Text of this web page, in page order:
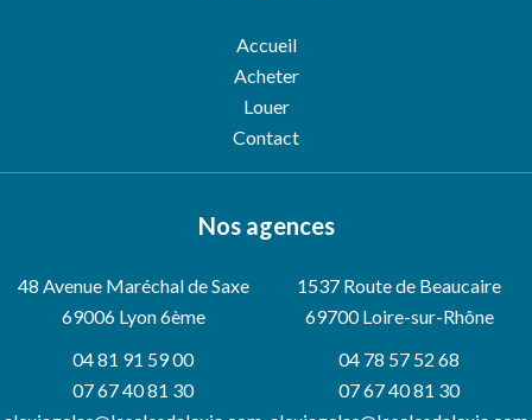
Accueil
Acheter
Louer
Contact
Nos agences
48 Avenue Maréchal de Saxe
69006Lyon 6ème
04 81 91 59 00
07 67 40 81 30
1537 Route de Beaucaire
69700 Loire-sur-Rhône
04 78 57 52 68
07 67 40 81 30